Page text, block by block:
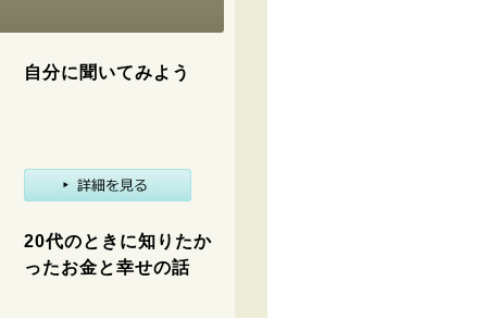
自分に聞いてみよう
20代のときに知りたか
ったお金と幸せの話